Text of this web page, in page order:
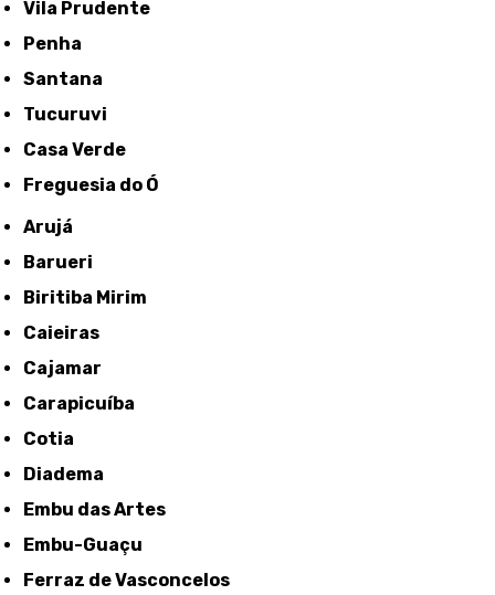
Vila Prudente
Penha
Santana
Tucuruvi
Casa Verde
Freguesia do Ó
Arujá
Barueri
Biritiba Mirim
Caieiras
Cajamar
Carapicuíba
Cotia
Diadema
Embu das Artes
Embu-Guaçu
Ferraz de Vasconcelos